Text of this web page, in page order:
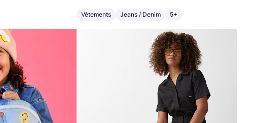
Vêtements Jeans / Denim 5+